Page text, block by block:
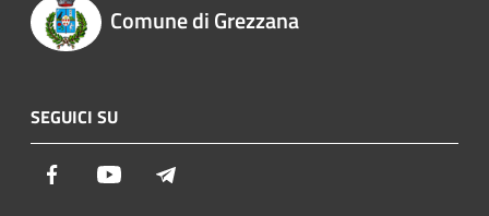
Comune di Grezzana
SEGUICI SU
Facebook Youtube